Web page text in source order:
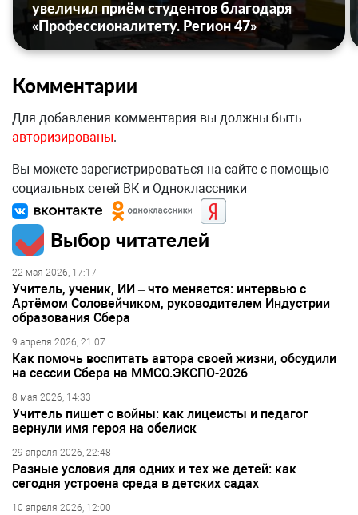
увеличил приём студентов благодаря
«Профессионалитету. Регион 47»
Комментарии
Для добавления комментария вы должны быть
авторизированы.
Вы можете зарегистрироваться на сайте с помощью
социальных сетей ВК и Одноклассники
Выбор читателей
22 мая 2026, 17:17
Учитель, ученик, ИИ – что меняется: интервью с
Артёмом Соловейчиком, руководителем Индустрии
образования Сбера
9 апреля 2026, 21:07
Как помочь воспитать автора своей жизни, обсудили
на сессии Сбера на ММСО.ЭКСПО-2026
8 мая 2026, 14:33
Учитель пишет с войны: как лицеисты и педагог
вернули имя героя на обелиск
29 апреля 2026, 22:48
Разные условия для одних и тех же детей: как
сегодня устроена среда в детских садах
10 апреля 2026, 12:00